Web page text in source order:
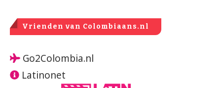
Vrienden van Colombiaans.nl
Go2Colombia.nl
Latinonet